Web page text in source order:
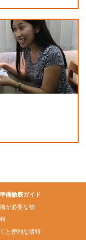
備徹底ガイド
が必要な物
と便利な情報